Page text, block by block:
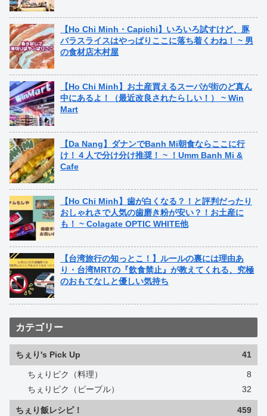
【Ho Chi Minh・Capichi】いろいろ試すけど、豚
バラスライスはやっぱりここに落ち着くわね！ ~ 男
の食材店木村屋
【Ho Chi Minh】お土産買えるスーパが街のど真ん
中にあるよ！（最近改良されたらしい！） ~ Win
Mart
【Da Nang】ダナンでBanh Mi朝食ならここに行
け！４人で分け分け推奨！ ~ ！Umm Banh Mi &
Cafe
【Ho Chi Minh】歯が白くなる？！と評判だったり
おしゃれさで人気の歯磨き粉が安い？！お土産に
も！ ~ Colagate OPTIC WHITE他
【台湾旅行の知っとこ！】ルールの裏には理由あ
り・台湾MRTの『飲食禁止』が教えてくれる、究極
のおもてなしと優しい気持ち
カテゴリー
ちぇり's Pick Up 41
ちぇりピク（料理）
8
ちぇりピク（ピープル）
32
ちぇり飯レシピ！ 459